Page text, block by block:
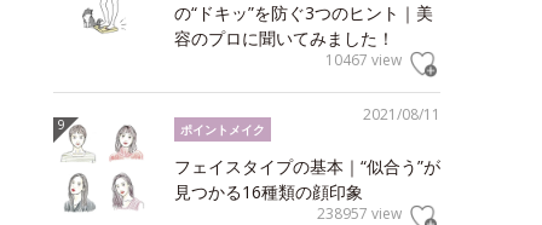
の“ドキッ”を防ぐ3つのヒント｜美
容のプロに聞いてみました！
10467 view
2021/08/11
ポイントメイク
フェイスタイプの基本｜“似合う”が
見つかる16種類の顔印象
238957 view